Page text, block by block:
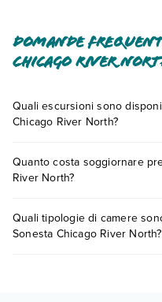
Domande
Chicago River
Quali escursioni sono
Chicago River North?
presso Royal Sonesta
sezione dedicata
Quanto costa soggiornare
River North?
in base a vari fattori (per
Per consultare i prezzi,
Quali tipologie di camere
Sonesta Chicago River North?